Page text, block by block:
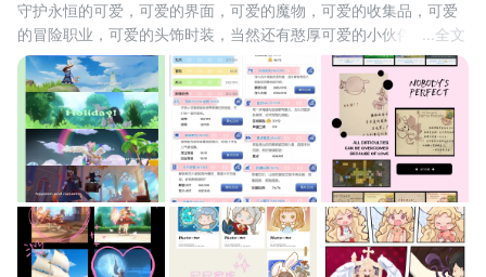
守护永恒的可爱，可爱的界面，可爱的魔物，可爱的收集品，可爱
的冒险职业，可爱的头饰时装，当然还有憨厚可爱的小伙伴们。6年
来，背上冒险背包在这片已知世界与未知世界的地图上探索，用异
世界ROS Camera，采下我认为唯最美风，发现那最质朴的情，收
集最具特色的藏品，如今已经把可解锁的成就进度直逼90%了。
这一年，随着taptap社区的大流行，
全文